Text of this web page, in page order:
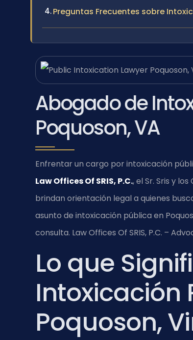
Preguntas Frecuentes sobre
Abogado de
Poquoson, VA
Enfrentar un cargo por intoxicación
Law Offices Of SRIS, P.C., el Sr. Sris y
brindan orientación legal a quienes
asunto de intoxicación pública en
consulta. Law Offices Of SRIS, P.C. –
Lo que
Intoxicación
Poquoson,